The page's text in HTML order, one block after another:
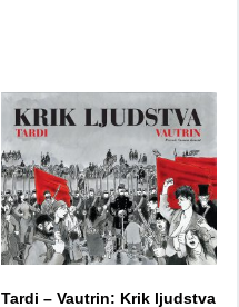
Tardi – Vautrin: Krik ljudstva